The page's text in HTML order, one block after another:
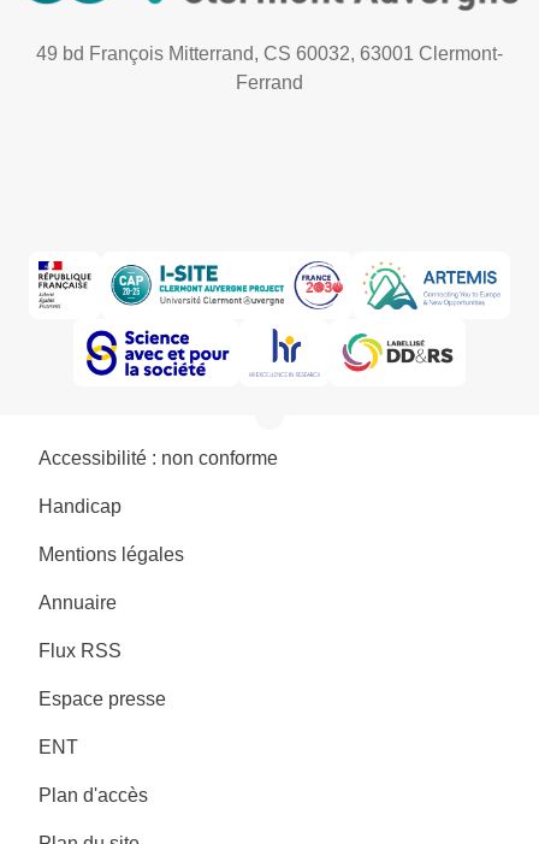
49 bd François Mitterrand, CS 60032, 63001 Clermont-
Ferrand
Accessibilité : non conforme
Handicap
Mentions légales
Annuaire
Flux RSS
Espace presse
ENT
Plan d'accès